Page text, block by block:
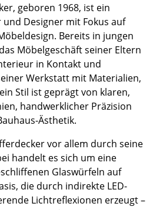
geboren 1968, ist ein
Designer mit Fokus auf
Bereits in jungen
Möbelgeschäft seiner Eltern
in Kontakt und
Werkstatt mit Materialien,
Stil ist geprägt von klaren,
handwerklicher Präzision
Ästhetik.
vor allem durch seine
handelt es sich um eine
Glaswürfeln auf
die durch indirekte LED-
Lichtreflexionen erzeugt –